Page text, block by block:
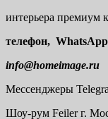
интерьера премиум
телефон, WhatsApp
info@homeimage.ru
Мессенджеры
Шоу-рум Feiler г.